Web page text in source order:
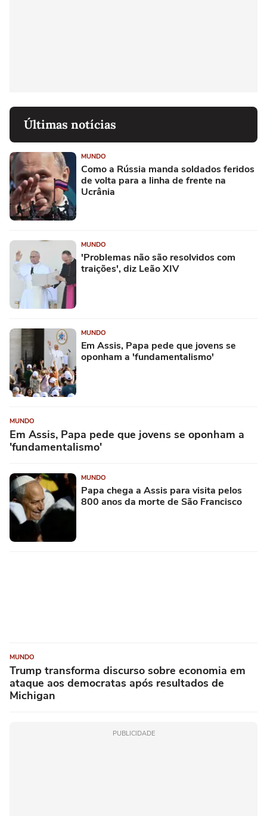
Últimas notícias
MUNDO
Como a Rússia manda soldados feridos
de volta para a linha de frente na
Ucrânia
MUNDO
'Problemas não são resolvidos com
traições', diz Leão XIV
MUNDO
Em Assis, Papa pede que jovens se
oponham a 'fundamentalismo'
MUNDO
Em Assis, Papa pede que jovens se oponham a
'fundamentalismo'
MUNDO
Papa chega a Assis para visita pelos
800 anos da morte de São Francisco
MUNDO
Trump transforma discurso sobre economia em
ataque aos democratas após resultados de
Michigan
PUBLICIDADE